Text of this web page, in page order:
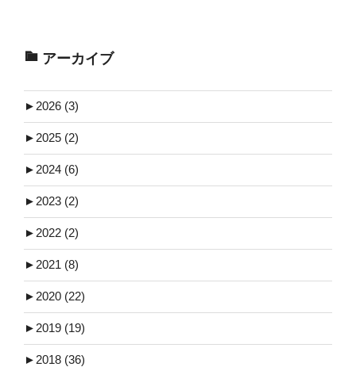
アーカイブ
► 2026 (3)
► 2025 (2)
► 2024 (6)
► 2023 (2)
► 2022 (2)
► 2021 (8)
► 2020 (22)
► 2019 (19)
► 2018 (36)